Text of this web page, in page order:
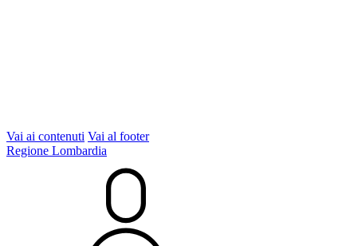
Vai ai contenuti Vai al footer
Regione Lombardia